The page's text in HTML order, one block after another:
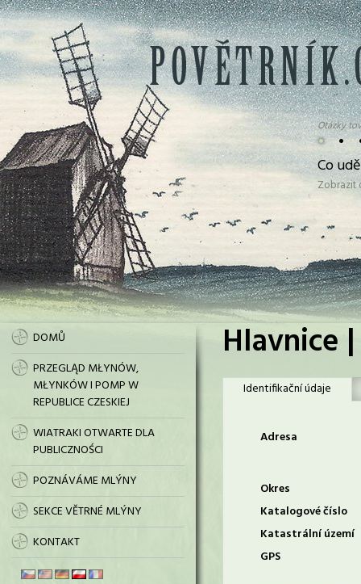
• •
Otázky
Co
DOMŮ
PRZEGLĄD MŁYNÓW,
MŁYNKÓW I POMP W
REPUBLICE CZESKIEJ
WIATRAKI OTWARTE DLA
PUBLICZNOŚCI
POZNÁVÁME MLÝNY
SEKCE VĚTRNÉ MLÝNY
KONTAKT
Hlavnice
Identifikační údaje
Adresa
Okres
Katalogové číslo
Katastrální území
GPS